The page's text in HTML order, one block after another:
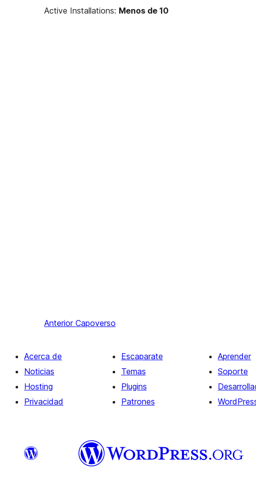
Active Installations: Menos de 10
Anterior Capoverso
Acerca de
Noticias
Hosting
Privacidad
Escaparate
Temas
Plugins
Patrones
Aprender
Soporte